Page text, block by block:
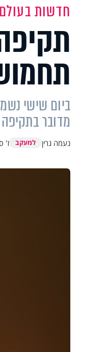
חדשות בעולם
ביום שישי
מדובר
נעמה גרין למעקב ז'